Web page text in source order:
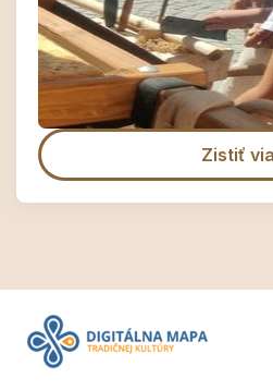
Zistiť